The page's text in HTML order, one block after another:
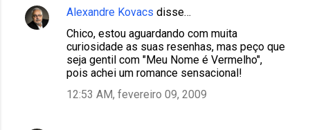
Alexandre Kovacs disse…
Chico, estou aguardando com muita
curiosidade as suas resenhas, mas peço que
seja gentil com "Meu Nome é Vermelho",
pois achei um romance sensacional!
12:53 AM, fevereiro 09, 2009